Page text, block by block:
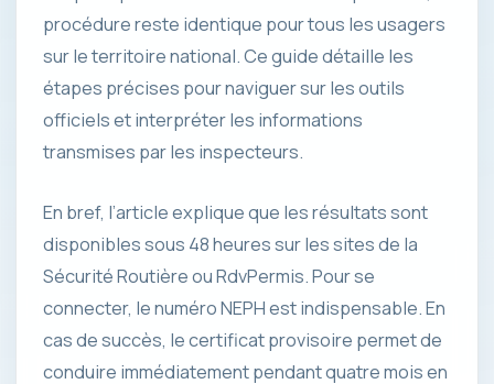
procédure reste identique pour tous les usagers
sur le territoire national. Ce guide détaille les
étapes précises pour naviguer sur les outils
officiels et interpréter les informations
transmises par les inspecteurs.
En bref, l’article explique que les résultats sont
disponibles sous 48 heures sur les sites de la
Sécurité Routière ou RdvPermis. Pour se
connecter, le numéro NEPH est indispensable. En
cas de succès, le certificat provisoire permet de
conduire immédiatement pendant quatre mois en